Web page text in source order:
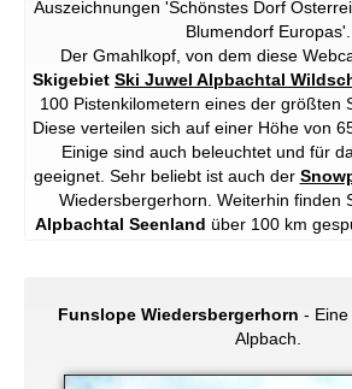
Auszeichnungen 'Schönstes Dorf
Blumendorf Europas'.
Der Gmahlkopf, von dem diese
Skigebiet Ski Juwel Alpbachtal
100 Pistenkilometern eines der größten
Diese verteilen sich auf einer Höhe von
Einige sind auch beleuchtet und für
geeignet. Sehr beliebt ist auch der
Wiedersbergerhorn. Weiterhin finden
Alpbachtal Seenland über 100 km
Funslope Wiedersbergerhorn -
Alpbach.